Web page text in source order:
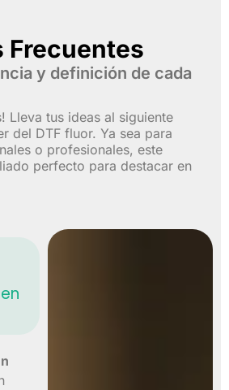
Frecuentes
y definición de cada
Lleva tus ideas al siguiente
del DTF fluor. Ya sea para
o profesionales, este
perfecto para destacar en